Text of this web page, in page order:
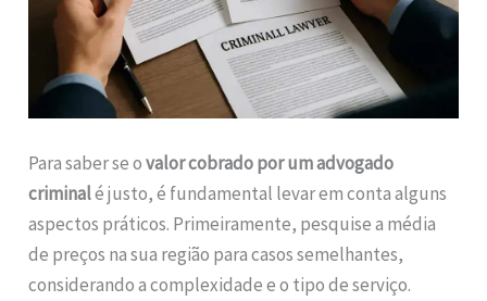
Para saber se ovalor cobrado por um advogado
criminalé justo, é fundamental levar em conta alguns
aspectos práticos. Primeiramente, pesquise a média
de preços na sua região para casos semelhantes,
considerando a complexidade e o tipo de serviço.